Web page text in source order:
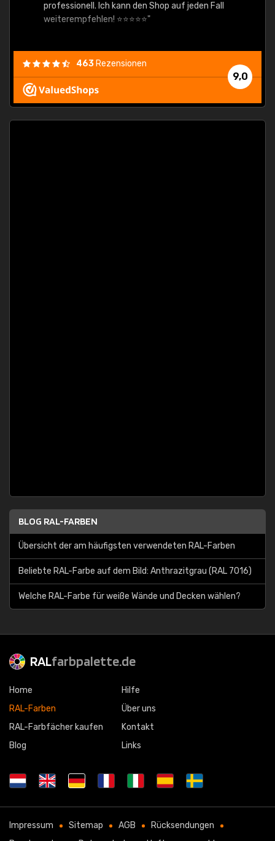
professionell. Ich kann den Shop auf jeden Fall
weiterempfehlen! ⭐⭐⭐⭐⭐"
9,0
463 Rezensionen
BLOG RAL-FARBEN
Übersicht der am häufigsten verwendeten RAL-Farben
Beliebte RAL-Farbe auf dem Bild: Anthrazitgrau (RAL 7016)
Welche RAL-Farbe für weiße Wände und Decken wählen?
RALfarbpalette.de
Home
RAL-Farben
RAL-Farbfächer kaufen
Blog
Hilfe
Über uns
Kontakt
Links
Impressum Sitemap AGB
Rücksendungen